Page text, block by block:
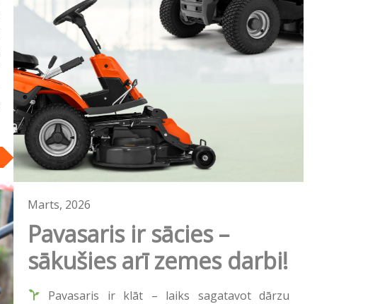
Marts, 2026
Pavasaris ir sācies –
sākušies arī zemes darbi!
Pavasaris ir klāt – laiks sagatavot dārzu